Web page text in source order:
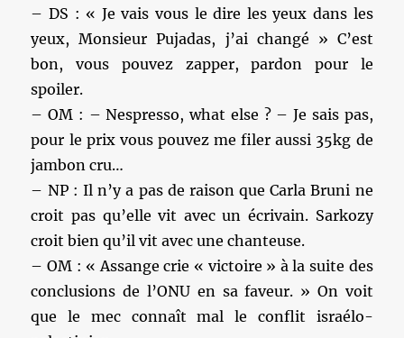
– DS : « Je vais vous le dire les yeux dans les
yeux, Monsieur Pujadas, j’ai changé » C’est
bon, vous pouvez zapper, pardon pour le
spoiler.
– OM : – Nespresso, what else ? – Je sais pas,
pour le prix vous pouvez me filer aussi 35kg de
jambon cru…
– NP : Il n’y a pas de raison que Carla Bruni ne
croit pas qu’elle vit avec un écrivain. Sarkozy
croit bien qu’il vit avec une chanteuse.
– OM : « Assange crie « victoire » à la suite des
conclusions de l’ONU en sa faveur. » On voit
que le mec connaît mal le conflit israélo-